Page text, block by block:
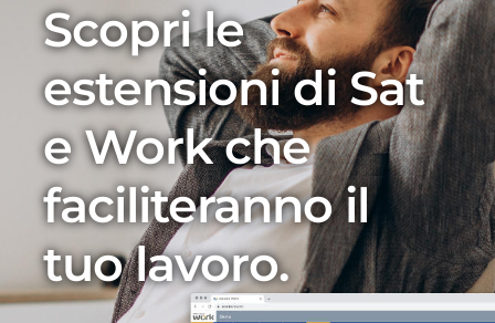
Scopri le
estensioni di Sat
e Work che
faciliteranno il
tuo lavoro.